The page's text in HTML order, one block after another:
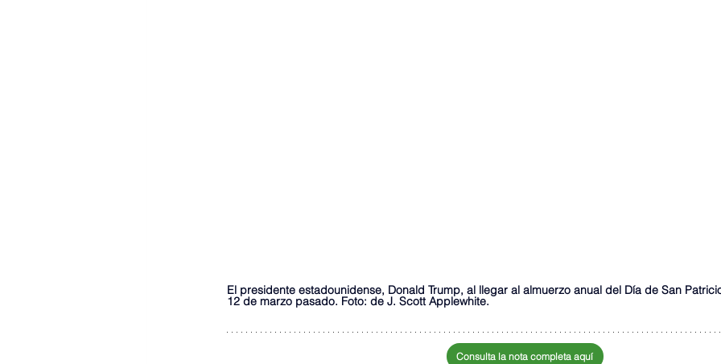
El presidente estadounidense, Donald Trump, al llegar al almuerzo anual del Día de San
12 de marzo pasado. Foto: de J. Scott Applewhite.
Consulta la nota completa aquí